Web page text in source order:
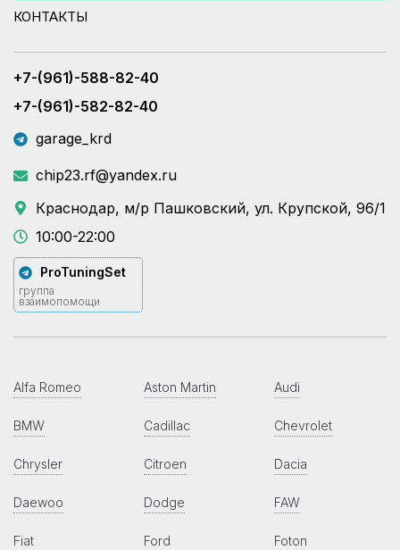
КОНТАКТЫ
+7-(961)-588-82-40
+7-(961)-582-82-40
garage_krd
chip23.rf@yandex.ru
Краснодар, м/р Пашковский, ул. Крупской, 96/1
10:00-22:00
ProTuningSet
группа
взаимопомощи
Alfa Romeo Aston Martin Audi
BMW Cadillac Chevrolet
Chrysler Citroen Dacia
Daewoo Dodge FAW
Fiat Ford Foton